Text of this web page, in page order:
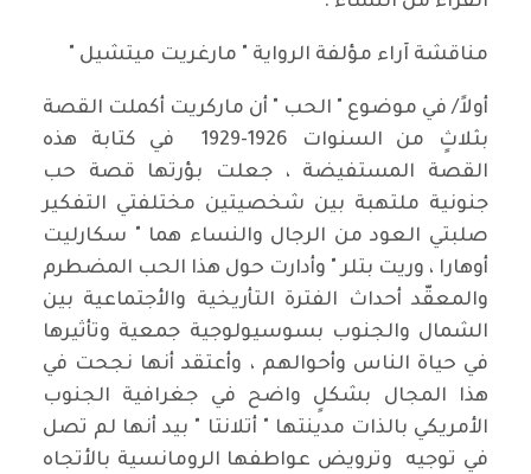
مناقشة آراء مؤلفة الرواية " مارغريت ميتشيل "
أولاً/ في موضوع " الحب " أن ماركريت أكملت القصة
بثلاثٍ من السنوات 1926-1929 في كتابة هذه
القصة المستفيضة ، جعلت بؤرتها قصة حب
جنونية ملتهبة بين شخصيتين مختلفتي التفكير
صلبتي العود من الرجال والنساء هما " سكارليت
أوهارا ، وريت بتلر " وأدارت حول هذا الحب المضطرم
والمعقّد أحداث الفترة التأريخية والأجتماعية بين
الشمال والجنوب بسوسيولوجية جمعية وتأثيرها
في حياة الناس وأحوالهم ، وأعتقد أنها نجحت في
هذا المجال بشكلٍ واضح في جغرافية الجنوب
الأمريكي بالذات مدينتها " أتلانتا " بيد أنها لم تصل
في توجيه وترويض عواطفها الرومانسية بالأتجاه